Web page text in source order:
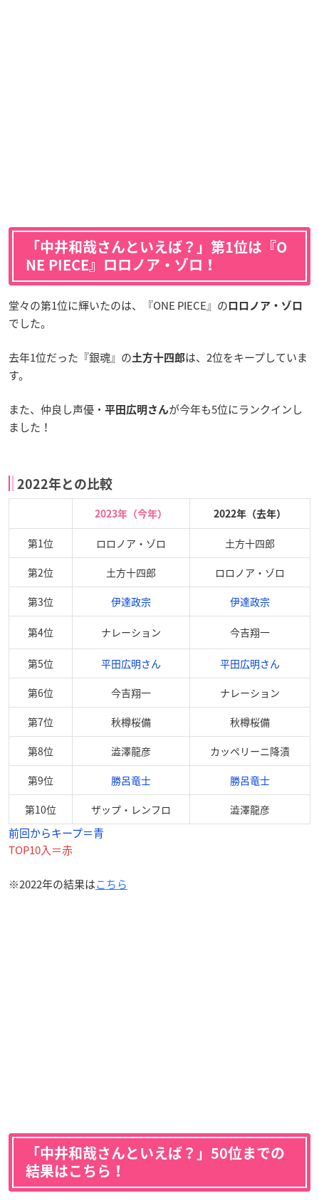
「中井和哉さんといえば？」第1位は『O
NE PIECE』ロロノア・ゾロ！
堂々の第1位に輝いたのは、『ONE PIECE』の ロロノア・ゾロ
でした。
去年1位だった『銀魂』の土方十四郎は、2位をキープしていま
す。
また、仲良し声優・ 平田広明さんが今年も5位にランクインし
ました！
2022年との比較
2023年（今年） 2022年（去年）
第1位 ロロノア・ゾロ 土方十四郎
第2位 土方十四郎 ロロノア・ゾロ
第3位 伊達政宗 伊達政宗
第4位 ナレーション 今吉翔一
第5位 平田広明さん 平田広明さん
第6位 今吉翔一 ナレーション
第7位 秋樽桜備 秋樽桜備
第8位 澁澤龍彦 カッペリーニ降漬
第9位 勝呂竜士 勝呂竜士
第10位 ザップ・レンフロ 澁澤龍彦
前回からキープ＝青
TOP10入＝赤
※2022年の結果はこちら
「中井和哉さんといえば？」50位までの
結果はこちら！